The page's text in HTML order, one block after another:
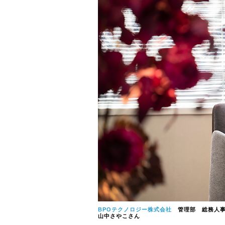
BPOテクノロジー株式会社 管理部 総務人
山中さやこさん